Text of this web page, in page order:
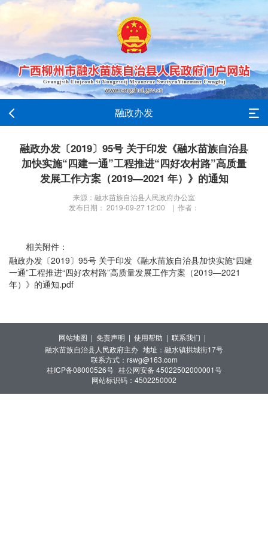
融政办发
融政办发〔2019〕95号 关于印发《融水苗族自治县
加快实施“四建一通”工程推进“四好农村路”高质量
发展工作方案（2019—2021 年）》的通知
来源：融水苗族自治县人民政府办公室
发布日期： 2019-09-27 12:00 | 作者：
相关附件：
融政办发〔2019〕95号 关于印发《融水苗族自治县加快实施“四建
一通”工程推进“四好农村路”高质量发展工作方案（2019—2021
年）》的通知.pdf
网站地图 | 免责声明 | 使用帮助 | 联系我们 |
融水苗族自治县人民政府主办 地址：融水镇拱城街17号
联系方式：rswg@163.com
桂ICP备08000526号 桂公网安备 45022502000001号
网站标识码：4502250002